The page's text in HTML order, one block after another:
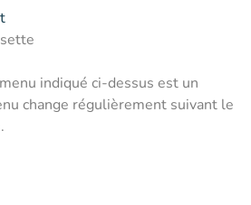
indiqué ci-dessus est un
change régulièrement suivant le